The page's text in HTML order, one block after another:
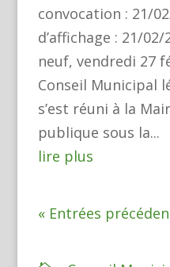
convocation : 21/
d’affichage : 21/02/
neuf, vendredi 27
Conseil Municipal
s’est réuni à la
publique sous la...
lire plus
« Entrées